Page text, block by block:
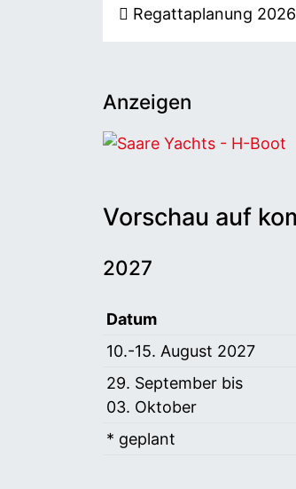
Regattaplanung 2026
Anzeigen
Vorschau auf
2027
Vorschau auf
Datum
10.-15. August 2027
29. September bis
03. Oktober
* geplant